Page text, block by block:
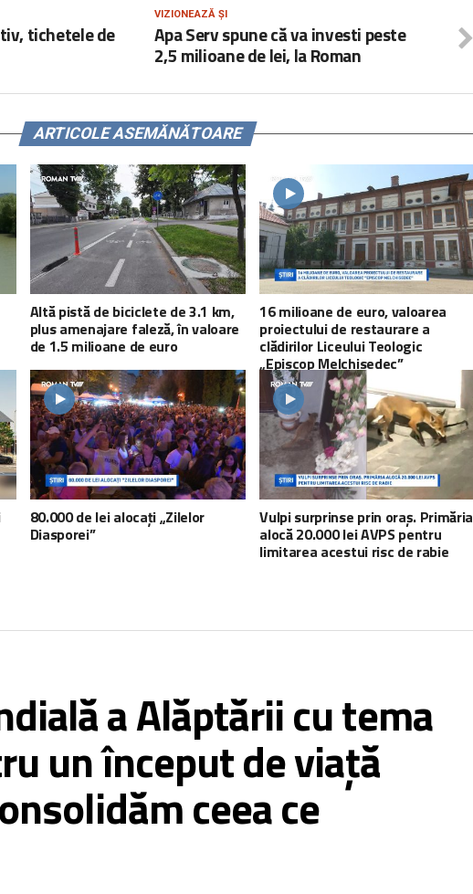
VIZIONEAZĂ ȘI
Apa Serv spune că va investi peste
2,5 milioane de lei, la Roman
tichetele de
ARTICOLE ASEMĂNĂTOARE
Altă pistă de biciclete de 3.1 km,
plus amenajare faleză, în valoare
de 1.5 milioane de euro
16 milioane de euro, valoarea
proiectului de restaurare a
clădirilor Liceului Teologic
„Episcop Melchisedec”
80.000 de lei alocați „Zilelor
Diasporei”
Vulpi surprinse prin oraș. Primăria
alocă 20.000 lei AVPS pentru
limitarea acestui risc de rabie
a Alăptării cu tema
un început de viață
ceea ce